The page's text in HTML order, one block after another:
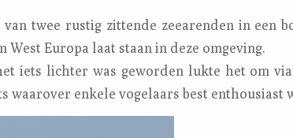
van twee rustig zittende zeearenden in een
West Europa laat staan in deze omgeving.
iets lichter was geworden lukte het om
waarover enkele vogelaars best enthousiast